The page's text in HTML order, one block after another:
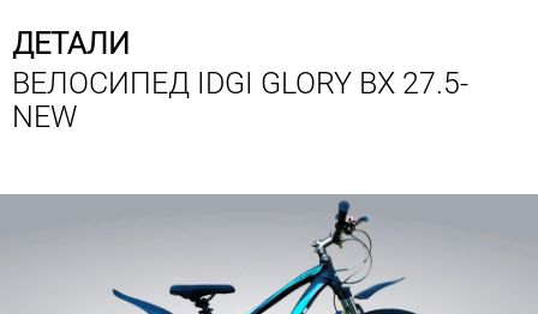
ДЕТАЛИ
ВЕЛОСИПЕД IDGI GLORY BX 27.5-
NEW